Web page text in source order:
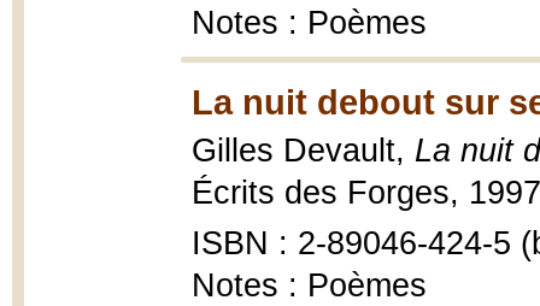
Notes : Poèmes
La nuit debout sur
Gilles Devault, La nuit
Écrits des Forges,
ISBN : 2-89046-424-5
Notes : Poèmes